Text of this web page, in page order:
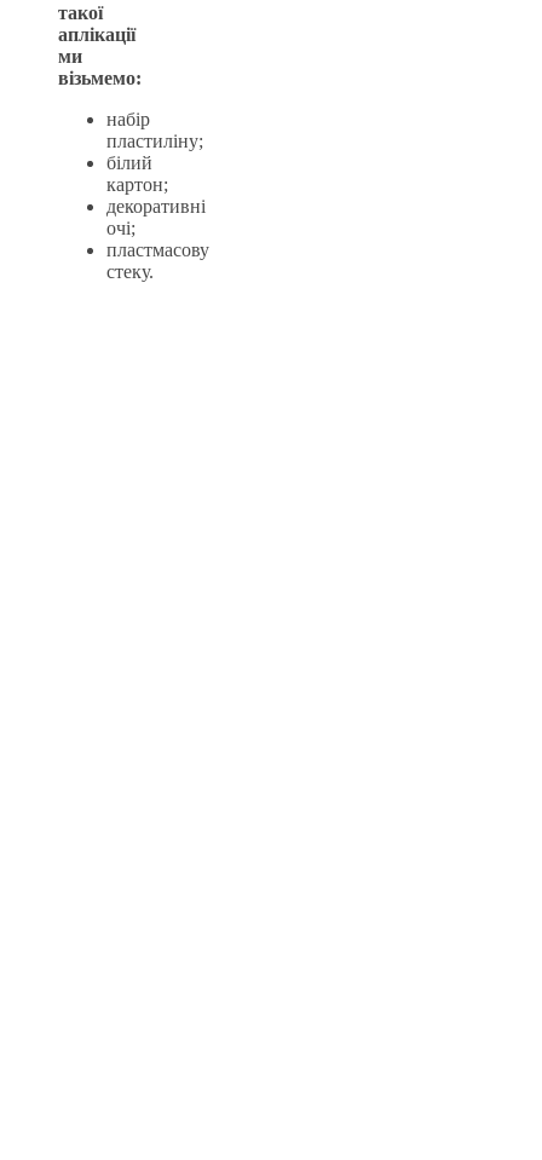
такої
аплікації
ми
візьмемо:
набір
пластиліну;
білий
картон;
декоративні
очі;
пластмасову
стеку.